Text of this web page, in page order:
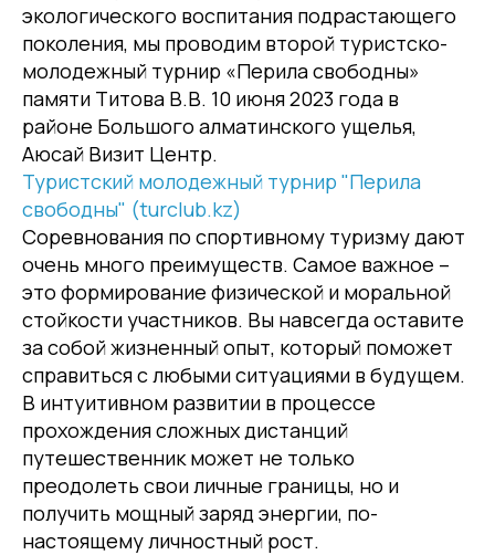
экологического воспитания подрастающего
поколения, мы проводим второй туристско-
молодежный турнир «Перила свободны»
памяти Титова В.В. 10 июня 2023 года в
районе Большого алматинского ущелья,
Аюсай Визит Центр.
Туристский молодежный турнир "Перила
свободны" (turclub.kz)
Соревнования по спортивному туризму дают
очень много преимуществ. Самое важное –
это формирование физической и моральной
стойкости участников. Вы навсегда оставите
за собой жизненный опыт, который поможет
справиться с любыми ситуациями в будущем.
В интуитивном развитии в процессе
прохождения сложных дистанций
путешественник может не только
преодолеть свои личные границы, но и
получить мощный заряд энергии, по-
настоящему личностный рост.